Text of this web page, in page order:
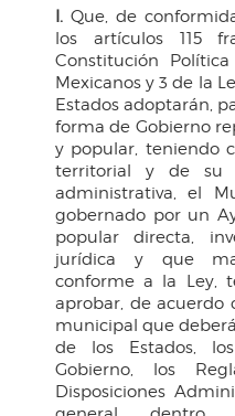
I. Que, de
los artículos 115
Constitución
Mexicanos y 3 de la
Estados adoptarán,
forma de Gobierno
y popular, teniendo
territorial y de su
administrativa, el
gobernado por un
popular directa,
jurídica y que
conforme a la Ley,
aprobar, de acuerdo
municipal que
de los Estados,
Gobierno, los
Disposiciones